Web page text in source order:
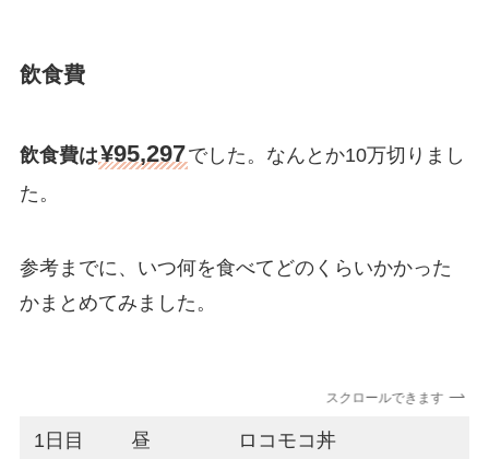
飲食費
飲食費は¥95,297でした。なんとか10万切りまし
た。
参考までに、いつ何を食べてどのくらいかかった
かまとめてみました。
スクロールできます
1日目 昼
ロコモコ丼